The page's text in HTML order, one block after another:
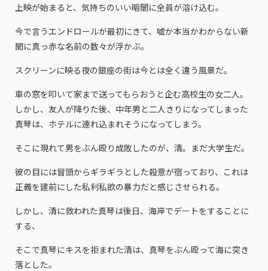
上映が始まると、気持ちのいい暗闇に全員が溶け込む。
今で言うエンドロールが最初にきて、嘘か本当かわからない新
聞に真っ赤な名前の数々が浮かぶ。
スクリーンに映る夜の銀座の街は今とは全く違う風景だ。
車の窓を叩いて家まで送ってもらおうと企む高校生の女二人。
しかし、友人が降りた後、中年男と二人きりになってしまった
真琴は、ホテルに連れ込まれそうになってしまう。
そこに現れて男をぶん殴り成敗したのが、清。まだ大学生だ。
彼の目には冒頭からギラギラとした殺意が宿っており、これは
正義を建前にした私利私欲の暴力だと感じさせられる。
しかし、清に救われた真琴は後日、海岸でデートをすることに
する、
そこで真琴にキスを拒まれた清は、真琴をぶん殴って海に突き
落とした。